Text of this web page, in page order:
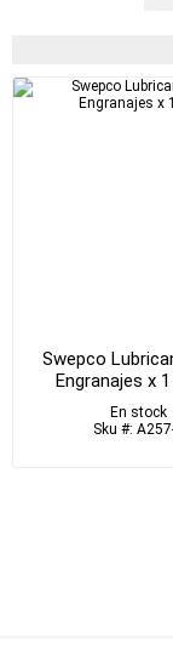
Swepco
Engranajes x
En stock
Sku #: